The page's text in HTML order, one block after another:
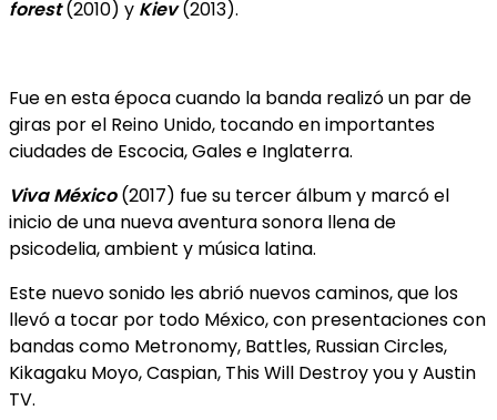
forest(2010) y Kiev(2013).
Fue en esta época cuando la banda realizó un par de
giras por el Reino Unido, tocando en importantes
ciudades de Escocia, Gales e Inglaterra.
Viva México(2017) fue su tercer álbum y marcó el
inicio de una nueva aventura sonora llena de
psicodelia, ambient y música latina.
Este nuevo sonido les abrió nuevos caminos, que los
llevó a tocar por todo México, con presentaciones con
bandas como Metronomy, Battles, Russian Circles,
Kikagaku Moyo, Caspian, This Will Destroy you y Austin
TV.